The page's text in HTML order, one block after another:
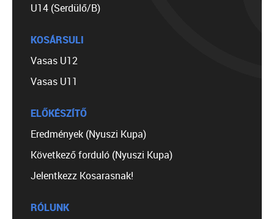
U14 (Serdülő/B)
KOSÁRSULI
Vasas U12
Vasas U11
ELŐKÉSZÍTŐ
Eredmények (Nyuszi Kupa)
Következő forduló (Nyuszi Kupa)
Jelentkezz Kosarasnak!
RÓLUNK